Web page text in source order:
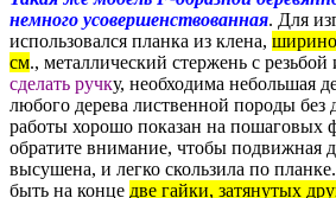
немного усовершенствованная. Для
использовался планка из клена,
см., металлический стержень с резьбой
сделать ручку, необходима небольшая
любого дерева лиственной породы без
работы хорошо показан на пошаговых
обратите внимание, чтобы подвижная
высушена, и легко скользила по
быть на конце две гайки, затянутых